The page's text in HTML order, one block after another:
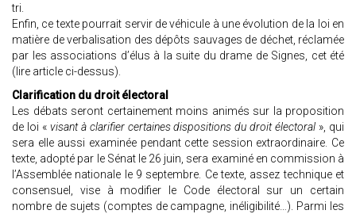
tri.
Enfin, ce texte pourrait servir de véhicule à une évolution de la loi en
matière de verbalisation des dépôts sauvages de déchet, réclamée
par les associations d’élus à la suite du drame de Signes, cet été
(lire article ci-dessus).
Clarification du droit électoral
Les débats seront certainement moins animés sur la proposition
de loi « visant à clarifier certaines dispositions du droit électoral », qui
sera elle aussi examinée pendant cette session extraordinaire. Ce
texte, adopté par le Sénat le 26 juin, sera examiné en commission à
l’Assemblée nationale le 9 septembre. Ce texte, assez technique et
consensuel, vise à modifier le Code électoral sur un certain
nombre de sujets (comptes de campagne, inéligibilité…). Parmi les